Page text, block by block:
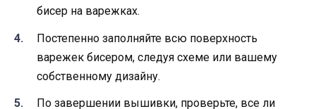
бисер на варежках.
Постепенно заполняйте всю поверхность
варежек бисером, следуя схеме или вашему
собственному дизайну.
По завершении вышивки, проверьте, все ли